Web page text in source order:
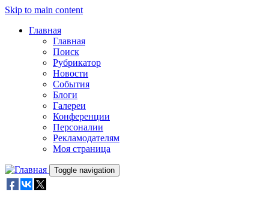
Skip to main content
Главная
Главная
Поиск
Рубрикатор
Новости
События
Блоги
Галереи
Конференции
Персоналии
Рекламодателям
Моя страница
Toggle navigation